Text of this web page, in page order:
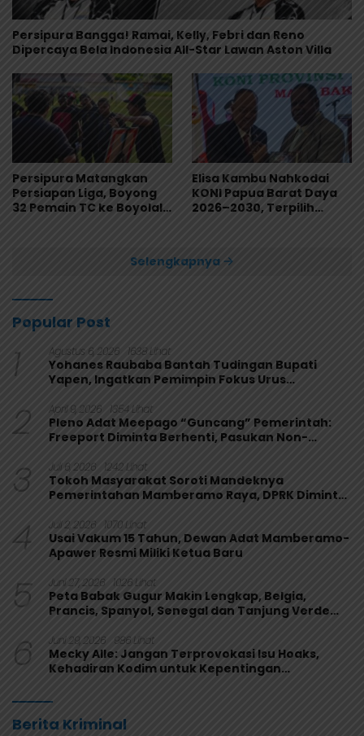
Persipura Bangga! Ramai, Kelly, Febri dan Reno
Dipercaya Bela Indonesia All-Star Lawan Aston Villa
Persipura Matangkan
Persiapan Liga, Boyong
32 Pemain TC ke Boyolali
Elisa Kambu Nahkodai
KONI Papua Barat Daya
2026–2030, Terpilih
Selengkapnya
Popular Post
1 Agustus 6, 2026 1638 Lihat
Yohanes Raubaba Bantah Tudingan Bupati
Yapen, Ingatkan Pemimpin Fokus Urus
2 April 9, 2026 1354 Lihat
Pleno Adat Meepago “Guncang” Pemerintah:
Freeport Diminta Berhenti, Pasukan Non-
3 Juli 6, 2026 1242 Lihat
Tokoh Masyarakat Soroti Mandeknya
Pemerintahan Mamberamo Raya, DPRK Diminta
4 Juli 2, 2026 1070 Lihat
Usai Vakum 15 Tahun, Dewan Adat Mamberamo-
Apawer Resmi Miliki Ketua Baru
5 Juni 27, 2026 1026 Lihat
Peta Babak Gugur Makin Lengkap, Belgia,
Prancis, Spanyol, Senegal dan Tanjung Verde
6 Juni 29, 2026 986 Lihat
Mecky Alle: Jangan Terprovokasi Isu Hoaks,
Kehadiran Kodim untuk Kepentingan
Berita Kriminal